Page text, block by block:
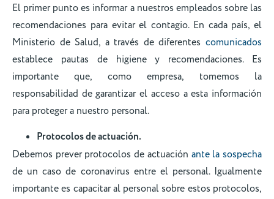
El primer punto es informar a nuestros empleados sobre las
recomendaciones para evitar el contagio. En cada país, el
Ministerio de Salud, a través de diferentes comunicados
establece pautas de higiene y recomendaciones. Es
importante que, como empresa, tomemos la
responsabilidad de garantizar el acceso a esta información
para proteger a nuestro personal.
Protocolos de actuación.
Debemos prever protocolos de actuación ante la sospecha
de un caso de coronavirus entre el personal. Igualmente
importante es capacitar al personal sobre estos protocolos,